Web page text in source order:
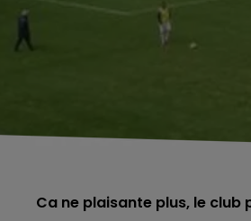
Ca ne plaisante plus, le club